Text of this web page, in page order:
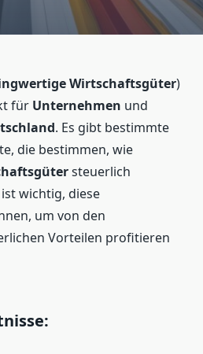
Wirtschaftsgüter)
für Unternehmen und
. Es gibt bestimmte
die bestimmen, wie
steuerlich
wichtig, diese
um von den
Vorteilen profitieren